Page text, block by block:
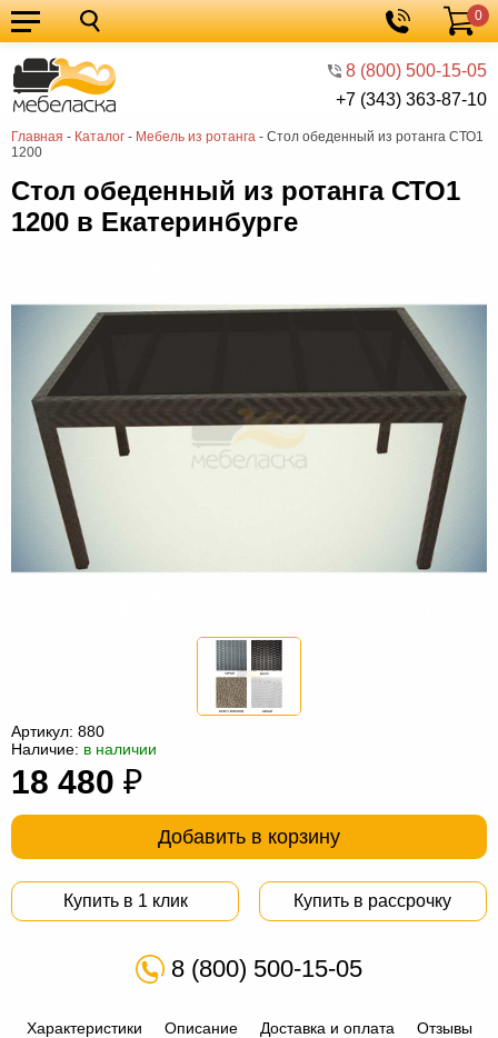
8 (800) 500-15-05
+7 (343) 363-87-10
Корзина
0
Главная - Каталог - Мебель из ротанга - Стол обеденный из ротанга СТО1
1200
Кухонные
гарнитуры
Мебель
для
кухни
Мебель
для
спальни
Кровати
Шкафы
Диваны
мебель
Детская
гостиную
Мебель
для
прихожей
Столы
Комоды
Офисная
мешки
Мебель
из
ротанга
Садовая
мебель
Косметологическое
оборудование
Стол обеденный из ротанга СТО1
1200 в Екатеринбурге
Артикул: 880
Наличие: в наличии
18 480 ₽
Добавить в корзину
Купить в 1 клик Купить в рассрочку
8 (800) 500-15-05
Характеристики Описание Доставка и оплата Отзывы